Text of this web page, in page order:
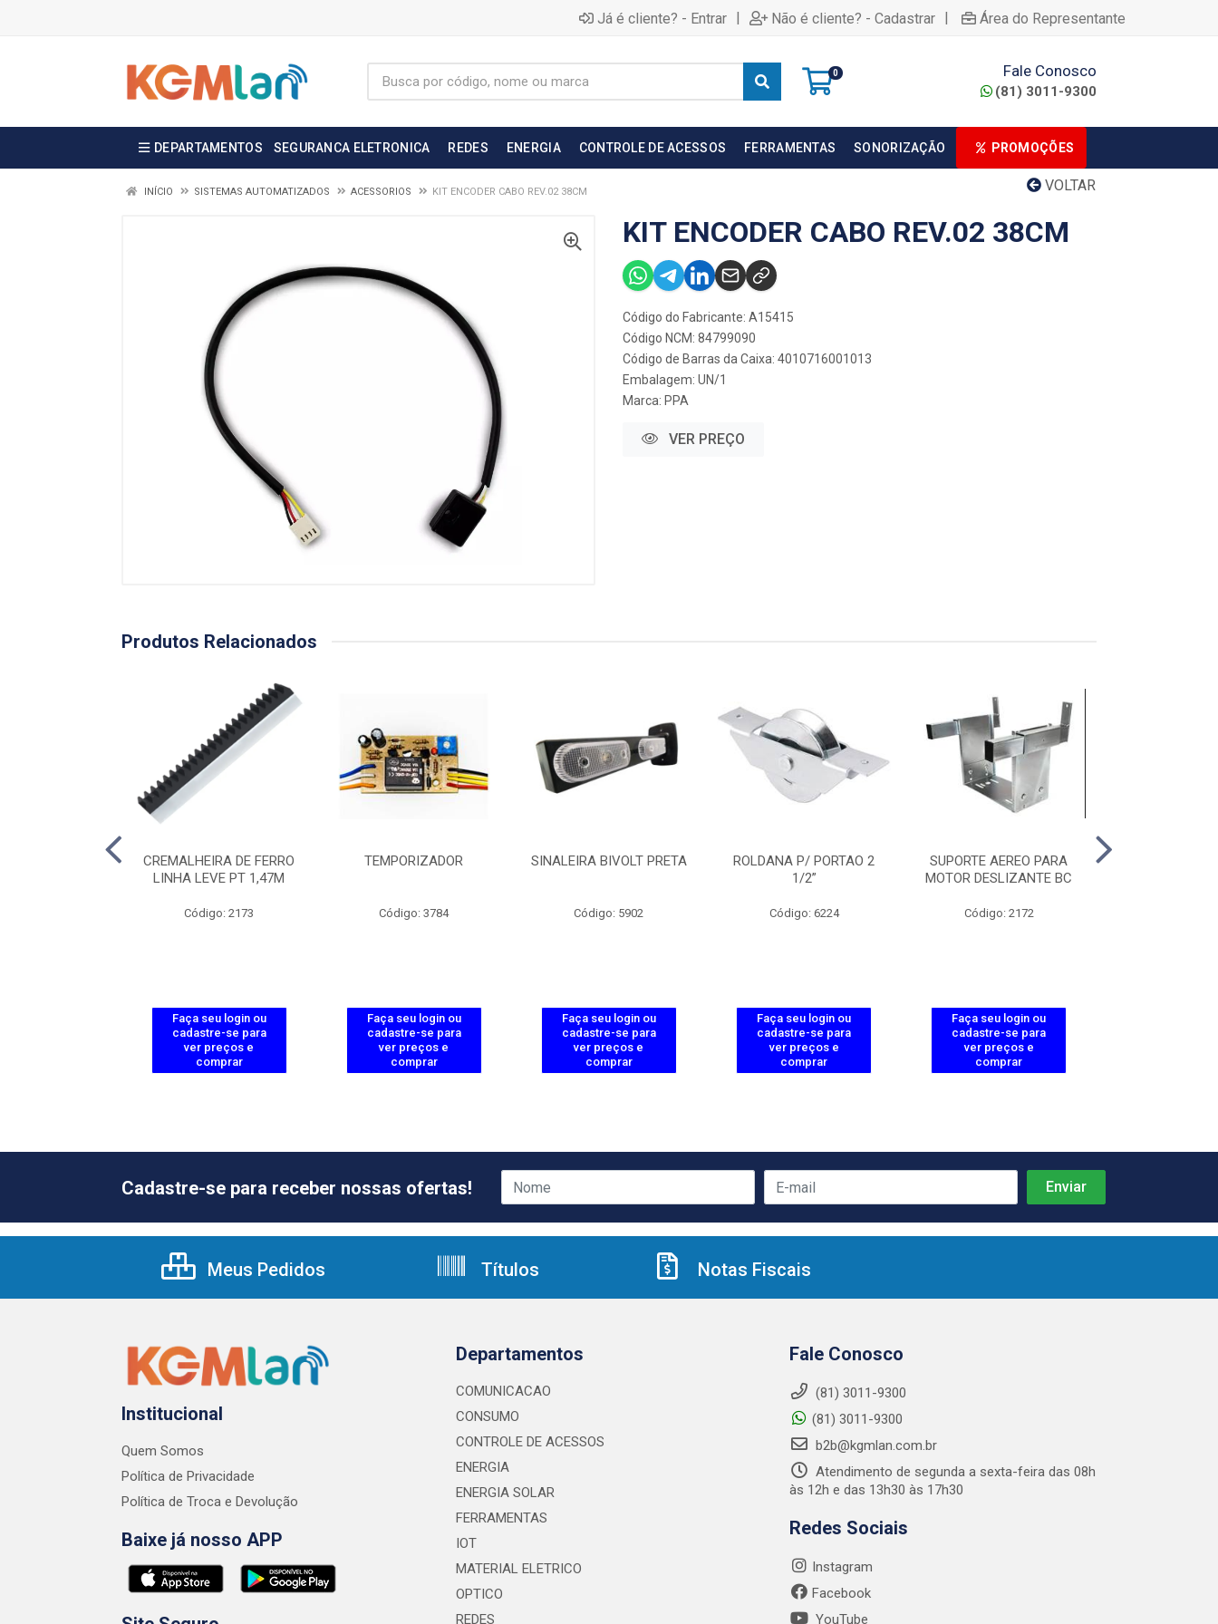
Já é cliente? - Entrar | Não é cliente? - Cadastrar | Área do Representante
0 Fale Conosco
(81) 3011-9300
DEPARTAMENTOS SEGURANCA ELETRONICA REDES ENERGIA CONTROLE DE ACESSOS FERRAMENTAS SONORIZAÇÃO PROMOÇÕES
VOLTAR
INÍCIO SISTEMAS AUTOMATIZADOS ACESSORIOS KIT ENCODER CABO REV.02 38CM
KIT ENCODER CABO REV.02 38CM
Código do Fabricante: A15415
Código NCM: 84799090
Código de Barras da Caixa: 4010716001013
Embalagem: UN/1
Marca: PPA
VER PREÇO
Produtos Relacionados
CREMALHEIRA DE FERRO
LINHA LEVE PT 1,47M
Código: 2173
Faça seu login ou
cadastre-se para
ver preços e
comprar
TEMPORIZADOR
Código: 3784
Faça seu login ou
cadastre-se para
ver preços e
comprar
SINALEIRA BIVOLT PRETA
Código: 5902
Faça seu login ou
cadastre-se para
ver preços e
comprar
ROLDANA P/ PORTAO 2
1/2”
Código: 6224
Faça seu login ou
cadastre-se para
ver preços e
comprar
SUPORTE AEREO PARA
MOTOR DESLIZANTE BC
Código: 2172
Faça seu login ou
cadastre-se para
ver preços e
comprar
Cadastre-se para receber nossas ofertas!
Meus Pedidos Títulos Notas Fiscais
Institucional
Quem Somos
Política de Privacidade
Política de Troca e Devolução
Baixe já nosso APP
Departamentos
COMUNICACAO
CONSUMO
CONTROLE DE ACESSOS
ENERGIA
ENERGIA SOLAR
FERRAMENTAS
IOT
MATERIAL ELETRICO
OPTICO
REDES
Fale Conosco
(81) 3011-9300
(81) 3011-9300
b2b@kgmlan.com.br
Atendimento de segunda a sexta-feira das 08h
às 12h e das 13h30 às 17h30
Redes Sociais
Instagram
Facebook
YouTube